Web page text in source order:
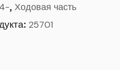
,Ходовая часть
25701